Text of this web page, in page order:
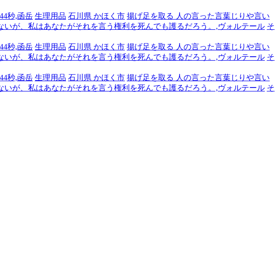
秒,函岳 生理用品 石川県 かほく市 揚げ足を取る 人の言った言葉じりや言い
いが、私はあなたがそれを言う権利を死んでも護るだろう。,ヴォルテール そ
秒,函岳 生理用品 石川県 かほく市 揚げ足を取る 人の言った言葉じりや言い
いが、私はあなたがそれを言う権利を死んでも護るだろう。,ヴォルテール そ
秒,函岳 生理用品 石川県 かほく市 揚げ足を取る 人の言った言葉じりや言い
いが、私はあなたがそれを言う権利を死んでも護るだろう。,ヴォルテール そ